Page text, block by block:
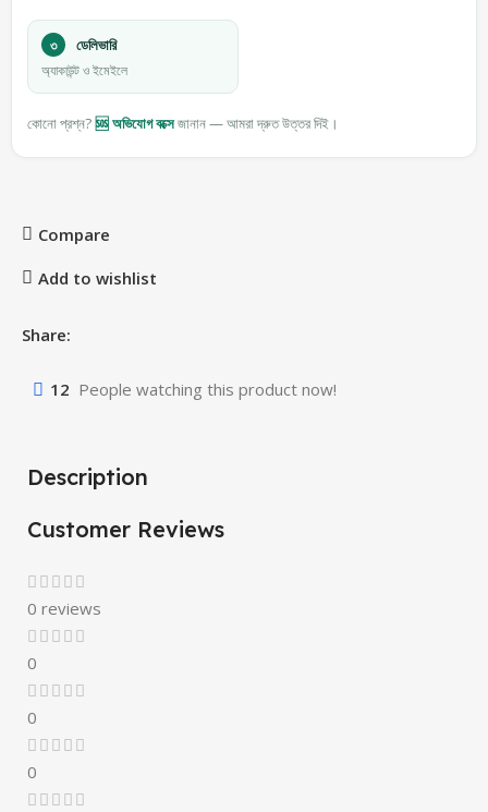
৩ ডেলিভারি
অ্যাকাউন্ট ও ইমেইলে
কোনো প্রশ্ন?🆘 অভিযোগ বক্সেজানান — আমরা দ্রুত উত্তর দিই।
Compare
Add to wishlist
Share:
12 People watching this product now!
Description
Customer Reviews
0 reviews
0
0
0